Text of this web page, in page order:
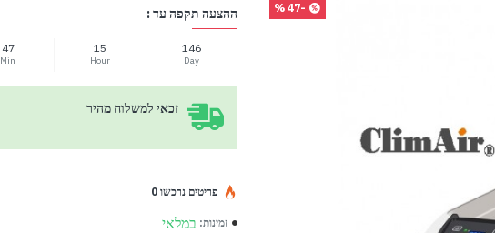
-47 %
זכאי למשלוח מהיר
זמינות: במלאי
פריטים נרכשו 0
ההצעה תקפה עד :
146
Day
15
Hour
47
Min